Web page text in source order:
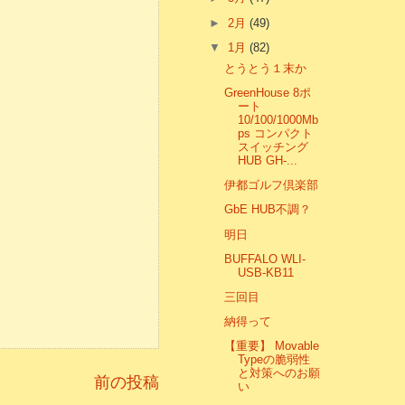
前の投稿
► 2月(49)
▼ 1月(82)
とうとう１末か
GreenHouse 8ポ
ート
10/100/1000Mb
ps コンパクト
スイッチング
HUB GH-...
伊都ゴルフ倶楽部
GbE HUB不調？
明日
BUFFALO WLI-
USB-KB11
三回目
納得って
【重要】 Movable
Typeの脆弱性
と対策へのお願
い